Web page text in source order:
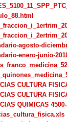
agosto-
enero-junio-
CULTURA
CULTURA
QUIMICAS